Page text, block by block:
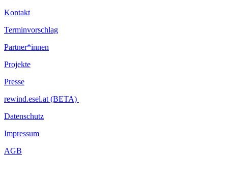
Kontakt
Terminvorschlag
Partner*innen
Projekte
Presse
rewind.esel.at (BETA)
Datenschutz
Impressum
AGB